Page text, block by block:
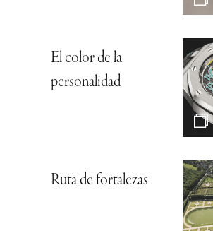
El color de la
personalidad
Ruta de fortalezas